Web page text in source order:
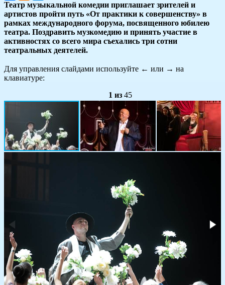
Театр музыкальной комедии приглашает зрителей и
артистов пройти путь «От практики к совершенству» в
рамках международного форума, посвященного юбилею
театра. Поздравить музкомедию и принять участие в
активностях со всего мира съехались три сотни
театральных деятелей.
Для управления слайдами используйте ← или → на
клавиатуре:
1 из 45